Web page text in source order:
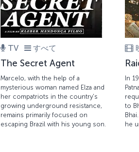
TV すべて
The Secret Agent
Marcelo, with the help of a
mysterious woman named Elza and
her compatriots in the country's
growing underground resistance,
remains primarily focused on
escaping Brazil with his young son.
In
to
he